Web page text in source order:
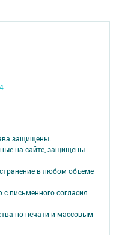
защищены.
на сайте, защищены
в любом объеме
письменного согласия
по печати и массовым